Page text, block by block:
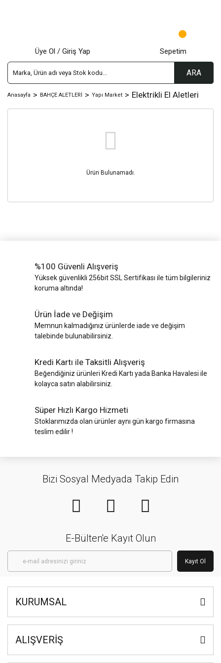
ARA
Üye Ol / Giriş Yap Sepetim
Anasayfa BAHÇE ALETLERİ Yapı Market Elektrikli El Aletleri
Ürün Bulunamadı.
%100 Güvenli Alışveriş
Yüksek güvenlikli 256bit SSL Sertifikası ile tüm bilgileriniz
koruma altında!
Ürün İade ve Değişim
Memnun kalmadığınız ürünlerde iade ve değişim
talebinde bulunabilirsiniz.
Kredi Kartı ile Taksitli Alışveriş
Beğendiğiniz ürünleri Kredi Kartı yada Banka Havalesi ile
kolayca satın alabilirsiniz.
Süper Hızlı Kargo Hizmeti
Stoklarımızda olan ürünler aynı gün kargo firmasına
teslim edilir !
Bizi Sosyal Medyada Takip Edin
E-Bülten'e Kayıt Olun
Kayıt Ol
KURUMSAL
ALIŞVERİŞ